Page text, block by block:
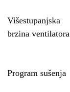
Višestupanjska
brzina ventilatora
Program sušenja